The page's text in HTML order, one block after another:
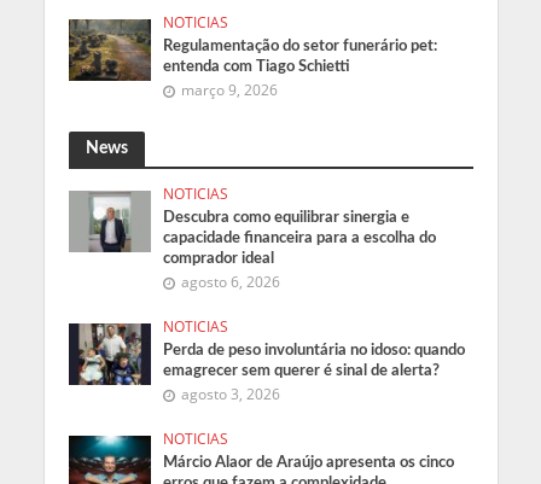
NOTICIAS
Regulamentação do setor funerário pet:
entenda com Tiago Schietti
março 9, 2026
News
NOTICIAS
Descubra como equilibrar sinergia e
capacidade financeira para a escolha do
comprador ideal
agosto 6, 2026
NOTICIAS
Perda de peso involuntária no idoso: quando
emagrecer sem querer é sinal de alerta?
agosto 3, 2026
NOTICIAS
Márcio Alaor de Araújo apresenta os cinco